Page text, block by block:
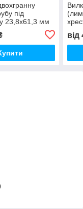
під
23,8х61,3 мм
від